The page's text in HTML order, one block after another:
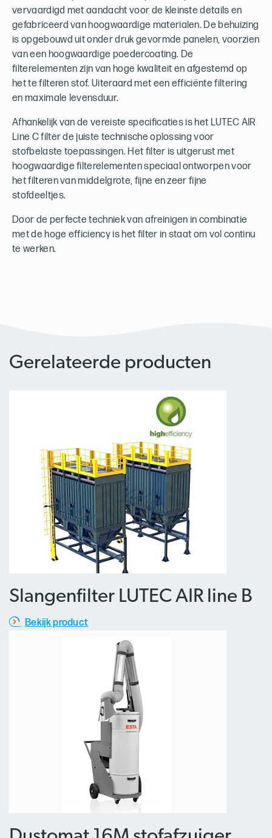
vervaardigd met aandacht voor de kleinste details en
gefabriceerd van hoogwaardige materialen. De behuizing
is opgebouwd uit onder druk gevormde panelen, voorzien
van een hoogwaardige poedercoating. De
filterelementen zijn van hoge kwaliteit en afgestemd op
het te filteren stof. Uiteraard met een efficiënte filtering
en maximale levensduur.
Afhankelijk van de vereiste specificaties is het LUTEC AIR
Line C filter de juiste technische oplossing voor
stofbelaste toepassingen. Het filter is uitgerust met
hoogwaardige filterelementen speciaal ontworpen voor
het filteren van middelgrote, fijne en zeer fijne
stofdeeltjes.
Door de perfecte techniek van afreinigen in combinatie
met de hoge efficiency is het filter in staat om vol continu
te werken.
Gerelateerde producten
Slangenfilter LUTEC AIR line B
Bekijk product